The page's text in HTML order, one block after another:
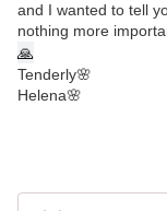
and I wanted to tell
nothing more
🙏
Tenderly🌸
Helena🌸